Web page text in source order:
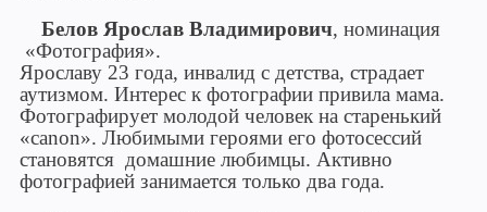
Белов Ярослав Владимирович, номинация
«Фотография».
Ярославу 23 года, инвалид с детства, страдает
аутизмом. Интерес к фотографии привила мама.
Фотографирует молодой человек на старенький
«canon». Любимыми героями его фотосессий
становятся домашние любимцы. Активно
фотографией занимается только два года.